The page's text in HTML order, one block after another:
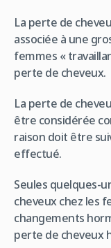
La perte de
associée à une
femmes «
perte de cheveux.
La perte de
être considérée
raison doit être
effectué.
Seules quelques-
cheveux chez les
changements
perte de cheveux